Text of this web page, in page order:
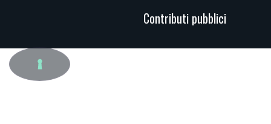
Contributi pubblici